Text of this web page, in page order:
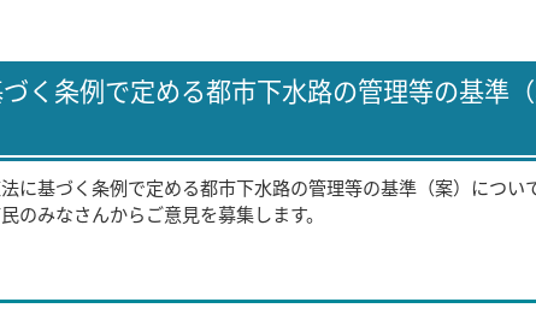
づく条例で定める都市下水路の管理等の基準
に基づく条例で定める都市下水路の管理等の基準（案）につい
のみなさんからご意見を募集します。